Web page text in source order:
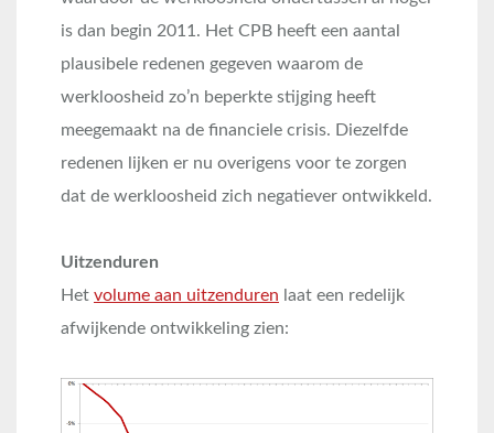
is dan begin 2011. Het CPB heeft een aantal
plausibele redenen gegeven waarom de
werkloosheid zo’n beperkte stijging heeft
meegemaakt na de financiele crisis. Diezelfde
redenen lijken er nu overigens voor te zorgen
dat de werkloosheid zich negatiever ontwikkeld.
Uitzenduren
Het volume aan uitzenduren laat een redelijk
afwijkende ontwikkeling zien: